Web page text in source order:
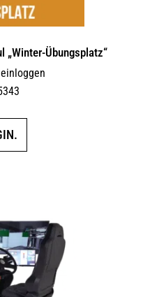
Übungsplatz“